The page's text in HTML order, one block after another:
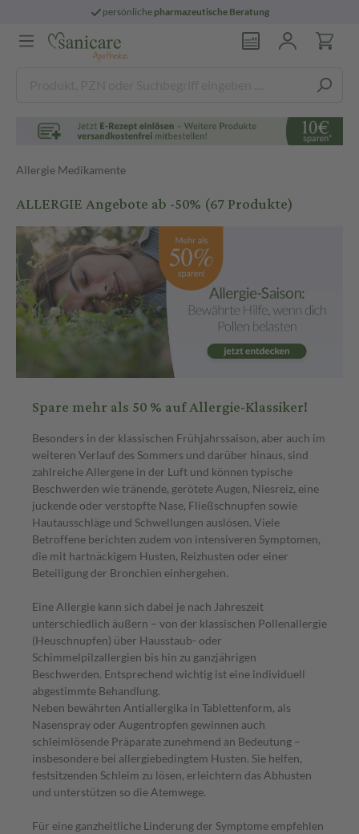
persönliche pharmazeutische Beratung
Allergie Medikamente
ALLERGIE Angebote ab -50% (67 Produkte)
Spare mehr als 50 % auf Allergie-Klassiker!
Besonders in der klassischen Frühjahrssaison, aber auch im
weiteren Verlauf des Sommers und darüber hinaus, sind
zahlreiche Allergene in der Luft und können typische
Beschwerden wie tränende, gerötete Augen, Niesreiz, eine
juckende oder verstopfte Nase, Fließschnupfen sowie
Hautausschläge und Schwellungen auslösen. Viele
Betroffene berichten zudem von intensiveren Symptomen,
die mit hartnäckigem Husten, Reizhusten oder einer
Beteiligung der Bronchien einhergehen.
Eine Allergie kann sich dabei je nach Jahreszeit
unterschiedlich äußern – von der klassischen Pollenallergie
(Heuschnupfen) über Hausstaub- oder
Schimmelpilzallergien bis hin zu ganzjährigen
Beschwerden. Entsprechend wichtig ist eine individuell
abgestimmte Behandlung.
Neben bewährten Antiallergika in Tablettenform, als
Nasenspray oder Augentropfen gewinnen auch
schleimlösende Präparate zunehmend an Bedeutung –
insbesondere bei allergiebedingtem Husten. Sie helfen,
festsitzenden Schleim zu lösen, erleichtern das Abhusten
und unterstützen so die Atemwege.
Für eine ganzheitliche Linderung der Symptome empfehlen